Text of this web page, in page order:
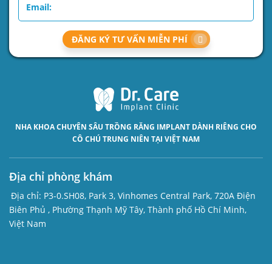
ĐĂNG KÝ TƯ VẤN MIỄN PHÍ
NHA KHOA CHUYÊN SÂU TRỒNG RĂNG IMPLANT DÀNH RIÊNG CHO
CÔ CHÚ TRUNG NIÊN TẠI VIỆT NAM
Địa chỉ phòng khám
Địa chỉ: P3-0.SH08, Park 3, Vinhomes Central Park, 720A Điện
Biên Phủ , Phường Thạnh Mỹ Tây, Thành phố Hồ Chí Minh,
Việt Nam